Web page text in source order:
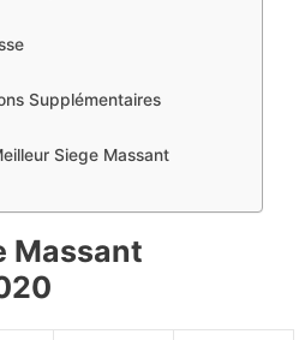
Supplémentaires
Siege Massant
Massant